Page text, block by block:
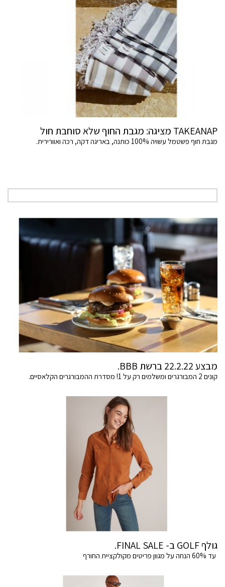
TAKEANAP מציגה: מגבת החוף שלא סוחבת חול
מגבת חוף פשטמל עשויה 100% כותנה, באריגה דקה, רכה ואוורירית.
מבצע 22.2.22 ברשת BBB.
קונים 2 המבורגרים ומשלמים רק על 1! מסדרת ההמבורגרים הקלאסיים.
גולף GOLF ב- FINAL SALE.
עד 60% הנחה על מגוון פריטים מקולקציית החורף